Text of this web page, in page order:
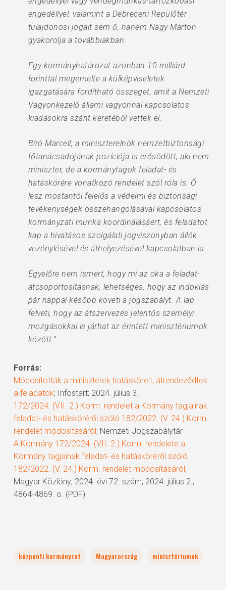
engedéllyel, valamint a Debreceni Repülőtér
tulajdonosi jogait sem ő, hanem Nagy Márton
gyakorolja a továbbiakban.
Egy kormányhatározat azonban 10 milliárd
forinttal megemelte a külképviseletek
igazgatására fordítható összeget, amit a Nemzeti
Vagyonkezelő állami vagyonnal kapcsolatos
kiadásokra szánt keretéből vettek el.
Bíró Marcell, a miniszterelnök nemzetbiztonsági
főtanácsadójának pozíciója is erősödött, aki nem
miniszter, de a kormánytagok feladat- és
hatáskörére vonatkozó rendelet szól róla is. Ő
lesz mostantól felelős a védelmi és biztonsági
tevékenységek összehangolásával kapcsolatos
kormányzati munka koordinálásáért, és feladatot
kap a hivatásos szolgálati jogviszonyban állók
vezénylésével és áthelyezésével kapcsolatban is.
Egyelőre nem ismert, hogy mi az oka a feladat-
átcsoportosításnak, lehetséges, hogy az indoklás
pár nappal később követi a jogszabályt. A lap
felveti, hogy az átszervezés jelentős személyi
mozgásokkal is járhat az érintett minisztériumok
között.”
Forrás:
Módosították a miniszterek hatásköreit, átrendeződtek
a feladatok; Infostart; 2024. július 3.
172/2024. (VII. 2.) Korm. rendelet a Kormány tagjainak
feladat- és hatásköréről szóló 182/2022. (V. 24.) Korm.
rendelet módosításáról; Nemzeti Jogszabálytár
A Kormány 172/2024. (VII. 2.) Korm. rendelete a
Kormány tagjainak feladat- és hatásköréről szóló
182/2022. (V. 24.) Korm. rendelet módosításáról;
Magyar Közlöny; 2024. évi 72. szám; 2024. július 2.;
4864-4869. o. (PDF)
központi kormányzat Magyarország minisztériumok